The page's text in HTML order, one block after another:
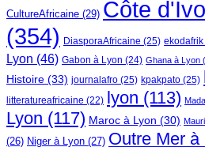
CultureAfricaine (29) Côte
(354) DiasporaAfricaine (25) ekodafrik
Lyon (46) Gabon à Lyon (24) Ghana à Lyon
Histoire (33) journalafro (25) kpakpato (25)
litteratureafricaine (22) lyon (113)
Lyon (117) Maroc à Lyon (30)
(26) Niger à Lyon (27) Outre Mer à